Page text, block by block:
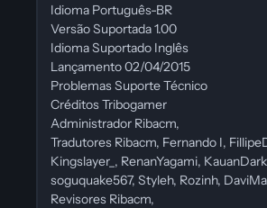
Idioma Português-BR
Versão Suportada 1.00
Idioma Suportado Inglês
Lançamento 02/04/2015
Problemas Suporte Técnico
Créditos Tribogamer
Administrador Ribacm,
Tradutores Ribacm, Fernando I,
Kingslayer_, RenanYagami,
soguquake567, Styleh, Rozinh,
Revisores Ribacm,